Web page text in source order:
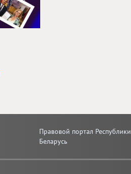
Правовой портал Республики
Беларусь